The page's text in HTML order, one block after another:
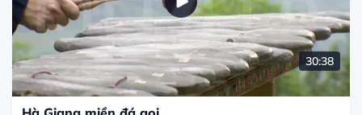
30:38